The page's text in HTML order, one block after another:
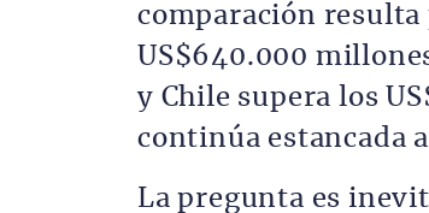
comparación resulta
US$640.000
y Chile supera los
continúa estancada
La pregunta es